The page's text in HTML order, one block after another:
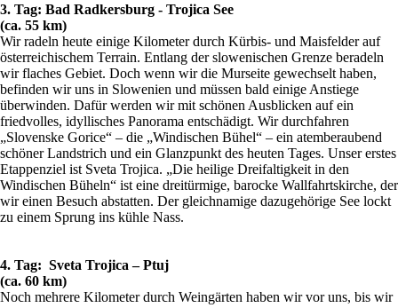
3. Tag: Bad Radkersburg - Trojica See
(ca. 55 km)
Wir radeln heute einige Kilometer durch Kürbis- und Maisfelder auf
österreichischem Terrain. Entlang der slowenischen Grenze beradeln
wir flaches Gebiet. Doch wenn wir die Murseite gewechselt haben,
befinden wir uns in Slowenien und müssen bald einige Anstiege
überwinden. Dafür werden wir mit schönen Ausblicken auf ein
friedvolles, idyllisches Panorama entschädigt. Wir durchfahren
„Slovenske Gorice“ – die „Windischen Bühel“ – ein atemberaubend
schöner Landstrich und ein Glanzpunkt des heuten Tages. Unser erstes
Etappenziel ist Sveta Trojica. „Die heilige Dreifaltigkeit in den
Windischen Büheln“ ist eine dreitürmige, barocke Wallfahrtskirche, der
wir einen Besuch abstatten. Der gleichnamige dazugehörige See lockt
zu einem Sprung ins kühle Nass.
4. Tag: Sveta Trojica – Ptuj
(ca. 60 km)
Noch mehrere Kilometer durch Weingärten haben wir vor uns, bis wir